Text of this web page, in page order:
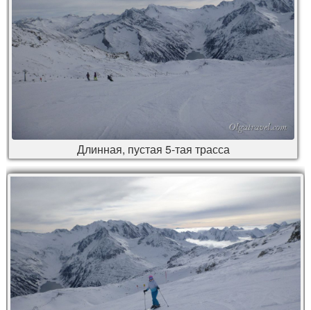
Длинная, пустая 5-тая трасса